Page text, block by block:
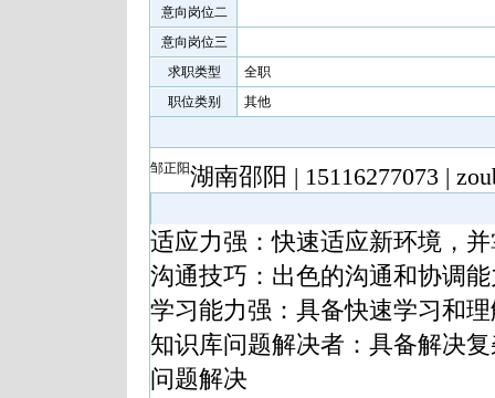
意向岗位二
意向岗位三
求职类型
全职
职位类别
其他
邹正阳湖南邵阳 | 15116277073 |
适应力强：快速适应新环境，
沟通技巧：出色的沟通和协调
学习能力强：具备快速学习和
知识库问题解决者：具备解决
问题解决